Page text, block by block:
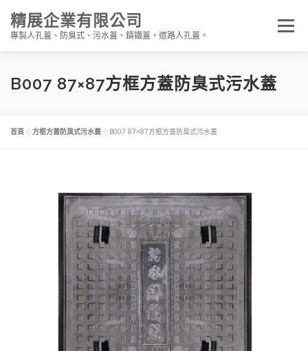
精展企業有限公司
專製人孔蓋、防臭式、污水蓋、鑄鐵蓋，道路人孔蓋。
選單
圓框圓蓋 方框圓蓋 方框方蓋 電信手孔
道路人孔
B007 87×87方框方蓋防臭式污水蓋
首頁 »方框方蓋防臭式污水蓋 »B007 87×87方框方蓋防臭式污水蓋